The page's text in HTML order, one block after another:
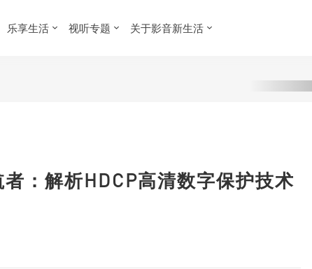
乐享生活 视听专题 关于影音新生活
：解析HDCP高清数字保护技术